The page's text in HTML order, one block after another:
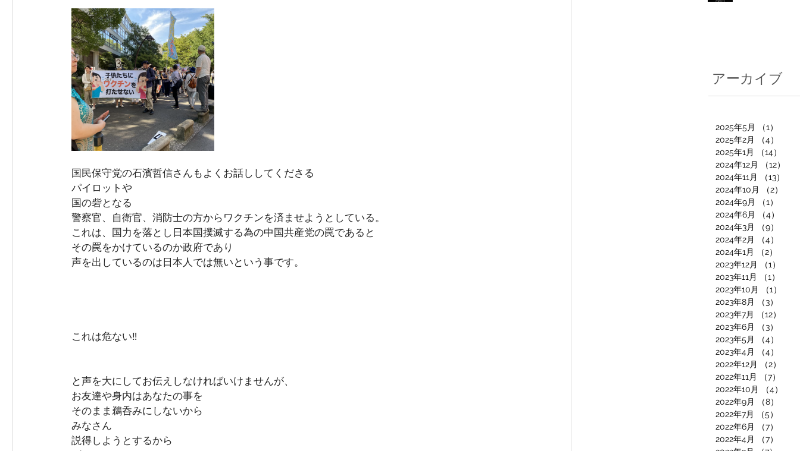
国民保守党の石濱哲信さんもよくお話ししてくださる
パイロットや
国の砦となる
警察官、自衛官、消防士の方からワクチンを済ませようとしている。
これは、国力を落とし日本国撲滅する為の中国共産党の罠であると
その罠をかけているのか政府であり
声を出しているのは日本人では無いという事です。
これは危ない‼︎
と声を大にしてお伝えしなければいけませんが、
お友達や身内はあなたの事を
そのまま鵜呑みにしないから
みなさん
説得しようとするから
アーカイブ
2025年5月 （1）
2025年2月
（4）
2025年1月
（14）
2024年12月
（12）
2024年11月
（13）
2024年10月
（2）
2024年9月
（1）
2024年6月
（4）
2024年3月
（9）
2024年2月
（4）
2024年1月
（2）
2023年12月
（1）
2023年11月
（1）
2023年10月
（1）
2023年8月
（3）
2023年7月
（12）
2023年6月
（3）
2023年5月
（4）
2023年4月
（4）
2022年12月
（2）
2022年11月
（7）
2022年10月
（4）
2022年9月
（8）
2022年7月
（5）
2022年6月
（7）
2022年4月
（7）